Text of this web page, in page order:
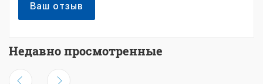
Ваш отзыв
Недавно просмотренные